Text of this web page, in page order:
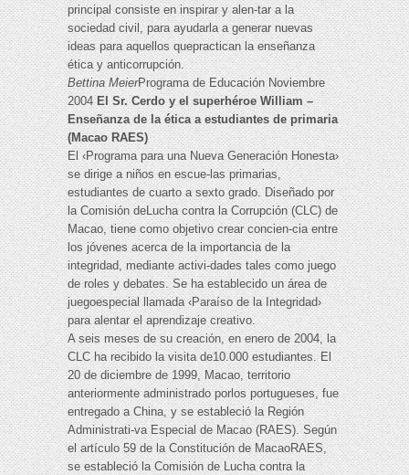
principal consiste en inspirar y alen-tar a la
sociedad civil, para ayudarla a generar nuevas
ideas para aquellos quepractican la enseñanza
ética y anticorrupción.
Bettina MeierPrograma de Educación Noviembre
2004El Sr. Cerdo y el superhéroe William –
Enseñanza de la ética a estudiantes de primaria
(Macao RAES)
El ‹Programa para una Nueva Generación Honesta›
se dirige a niños en escue-las primarias,
estudiantes de cuarto a sexto grado. Diseñado por
la Comisión deLucha contra la Corrupción (CLC) de
Macao, tiene como objetivo crear concien-cia entre
los jóvenes acerca de la importancia de la
integridad, mediante activi-dades tales como juego
de roles y debates. Se ha establecido un área de
juegoespecial llamada ‹Paraíso de la Integridad›
para alentar el aprendizaje creativo.
A seis meses de su creación, en enero de 2004, la
CLC ha recibido la visita de10.000 estudiantes. El
20 de diciembre de 1999, Macao, territorio
anteriormente administrado porlos portugueses, fue
entregado a China, y se estableció la Región
Administrati-va Especial de Macao (RAES). Según
el artículo 59 de la Constitución de MacaoRAES,
se estableció la Comisión de Lucha contra la